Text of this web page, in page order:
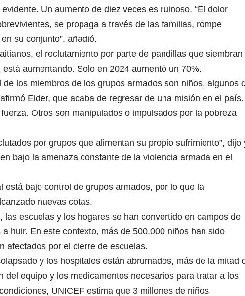
Un aumento de diez veces es ruinoso. “El dolor
se propaga a través de las familias, rompe
su conjunto”, añadió.
el reclutamiento por parte de pandillas que siembran
aumentando. Solo en 2024 aumentó un 70%.
los miembros de los grupos armados son niños, algunos
Elder, que acaba de regresar de una misión en el país.
Otros son manipulados o impulsados ​​por la pobreza
por grupos que alimentan su propio sufrimiento”, dijo
bajo la amenaza constante de la violencia armada en el
está bajo control de grupos armados, por lo que la
nuevas cotas.
las escuelas y los hogares se han convertido en campos de
huir. En este contexto, más de 500.000 niños han sido
afectados por el cierre de escuelas.
y los hospitales están abrumados, más de la mitad
del equipo y los medicamentos necesarios para tratar a los
UNICEF estima que 3 millones de niños